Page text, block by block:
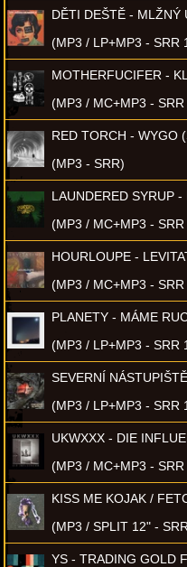
DĚTI DEŠTĚ - MLŽNÝ
(MP3 / LP+MP3 - SRR
MOTHERFUCIFER -
(MP3 / MC+MP3 - SRR
RED TORCH - WYGO
(MP3 - SRR)
LAUNDERED SYRUP -
(MP3 / MC+MP3 -
HOURLOUPE -
(MP3 / MC+MP3 - SRR
PLANETY - MÁME
(MP3 / LP+MP3 - SRR
SEVERNÍ
(MP3 / LP+MP3 - SRR
UKWXXX - DIE
(MP3 / MC+MP3 - SRR
KISS ME KOJAK /
(MP3 / SPLIT 12" -
YS - TRADING GOLD